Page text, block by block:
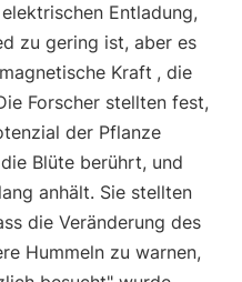
Entladung,
zu gering ist, aber es
Kraft , die
Forscher stellten fest,
der Pflanze
die Blüte berührt, und
anhält. Sie stellten
die Veränderung des
Hummeln zu warnen,